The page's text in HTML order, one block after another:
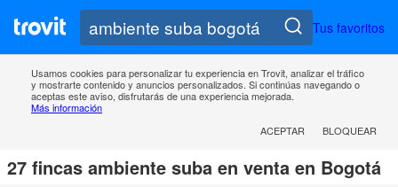
Tus favoritos
Usamos cookies para personalizar tu experiencia en Trovit, analizar el tráfico
y mostrarte contenido y anuncios personalizados. Si continúas navegando o
aceptas este aviso, disfrutarás de una experiencia mejorada.
Más información
ACEPTAR
BLOQUEAR
27 fincas ambiente suba en venta en Bogotá